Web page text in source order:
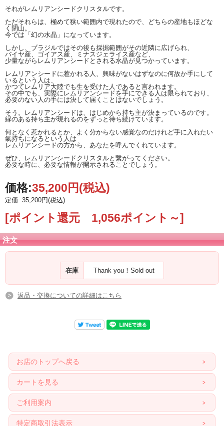
それがレムリアンシードクリスタルです。
ただそれらは、極めて狭い範囲内で現れたので、どちらの産地もほどな
く閉山。
今では「幻の水晶」になっています。
しかし、ブラジルではその後も採掘範囲がその近隣に広げられ、
バイヤ産、ゴイアス産、ミナスジェライス産など、
少量ながらレムリアンシードとされる水晶が見つかっています。
レムリアンシードに惹かれる人、興味がないはずなのに何故か手にして
いるという人は、
かつてレムリア大陸でも生を受けた人であると言われます。
その中でも、実際にレムリアンシードを手にできる人は限られており、
必要のない人の手には決して届くことはないでしょう。
そう。レムリアンシードは、はじめから持ち主が決まっているのです。
縁のある持ち主が現れるのをずっと待ち続けています。
何となく惹かれるとか、よく分からない感覚なのだけれど手に入れたい
氣持ちになるという人は
レムリアンシードの方から、あなたを呼んでくれています。
ぜひ、レムリアンシードクリスタルと繋がってください。
必要な時に、必要な情報が開示されることでしょう。
価格:35,200円(税込)
定価: 35,200円(税込)
[ポイント還元 1,056ポイント～]
注文
在庫 Thank you！Sold out
返品・交換についての詳細はこちら
お店のトップへ戻る
カートを見る
ご利用案内
特定商取引法表示